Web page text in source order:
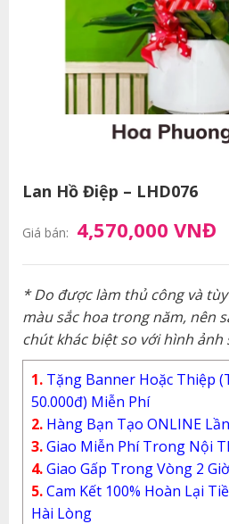
Lan Hồ Điệp – LHD076
Giá bán: 4,570,000 VNĐ
* Do được làm thủ công và
màu sắc hoa trong năm, nên
chút khác biệt so với hình ảnh
1. Tặng Banner Hoặc Thiệp
50.000đ) Miễn Phí
2. Hàng Bạn Tạo ONLINE
3.Giao Miễn Phí Trong Nội
4.Giao Gấp Trong Vòng 2 Giờ
5.Cam Kết 100% Hoàn Lại
Hài Lòng